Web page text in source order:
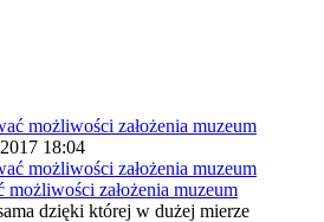
18:04
możliwości założenia muzeum
dzięki której w dużej mierze